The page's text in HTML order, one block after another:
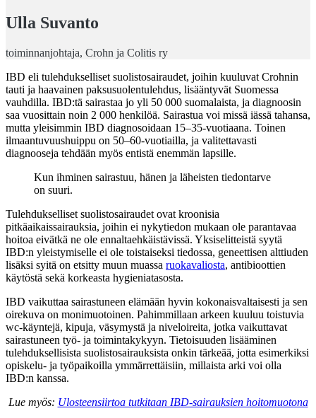
Ulla Suvanto
toiminnanjohtaja, Crohn ja Colitis ry
IBD eli tulehdukselliset suolistosairaudet, joihin kuuluvat Crohnin
tauti ja haavainen paksusuolentulehdus, lisääntyvät Suomessa
vauhdilla. IBD:tä sairastaa jo yli 50 000 suomalaista, ja diagnoosin
saa vuosittain noin 2 000 henkilöä. Sairastua voi missä iässä tahansa,
mutta yleisimmin IBD diagnosoidaan 15–35-vuotiaana. Toinen
ilmaantuvuushuippu on 50–60-vuotiailla, ja valitettavasti
diagnooseja tehdään myös entistä enemmän lapsille.
Kun ihminen sairastuu, hänen ja läheisten tiedontarve
on suuri.
Tulehdukselliset suolistosairaudet ovat kroonisia
pitkäaikaissairauksia, joihin ei nykytiedon mukaan ole parantavaa
hoitoa eivätkä ne ole ennaltaehkäistävissä. Yksiselitteistä syytä
IBD:n yleistymiselle ei ole toistaiseksi tiedossa, geneettisen alttiuden
lisäksi syitä on etsitty muun muassa ruokavaliosta, antibioottien
käytöstä sekä korkeasta hygieniatasosta.
IBD vaikuttaa sairastuneen elämään hyvin kokonaisvaltaisesti ja sen
oirekuva on monimuotoinen. Pahimmillaan arkeen kuuluu toistuvia
wc-käyntejä, kipuja, väsymystä ja niveloireita, jotka vaikuttavat
sairastuneen työ- ja toimintakykyyn. Tietoisuuden lisääminen
tulehduksellisista suolistosairauksista onkin tärkeää, jotta esimerkiksi
opiskelu- ja työpaikoilla ymmärrettäisiin, millaista arki voi olla
IBD:n kanssa.
Lue myös: Ulosteensiirtoa tutkitaan IBD-sairauksien hoitomuotona